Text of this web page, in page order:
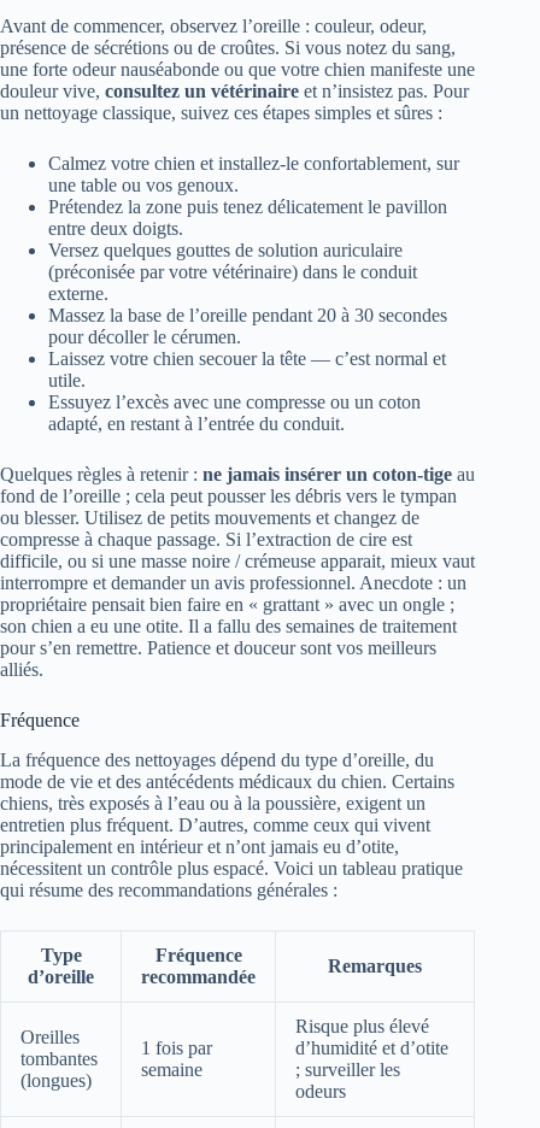
Avant de commencer, observez l’oreille : couleur, odeur,
présence de sécrétions ou de croûtes. Si vous notez du sang,
une forte odeur nauséabonde ou que votre chien manifeste une
douleur vive, consultez un vétérinaire et n’insistez pas. Pour
un nettoyage classique, suivez ces étapes simples et sûres :
Calmez votre chien et installez-le confortablement, sur
une table ou vos genoux.
Prétendez la zone puis tenez délicatement le pavillon
entre deux doigts.
Versez quelques gouttes de solution auriculaire
(préconisée par votre vétérinaire) dans le conduit
externe.
Massez la base de l’oreille pendant 20 à 30 secondes
pour décoller le cérumen.
Laissez votre chien secouer la tête — c’est normal et
utile.
Essuyez l’excès avec une compresse ou un coton
adapté, en restant à l’entrée du conduit.
Quelques règles à retenir : ne jamais insérer un coton-tige au
fond de l’oreille ; cela peut pousser les débris vers le tympan
ou blesser. Utilisez de petits mouvements et changez de
compresse à chaque passage. Si l’extraction de cire est
difficile, ou si une masse noire / crémeuse apparait, mieux vaut
interrompre et demander un avis professionnel. Anecdote : un
propriétaire pensait bien faire en « grattant » avec un ongle ;
son chien a eu une otite. Il a fallu des semaines de traitement
pour s’en remettre. Patience et douceur sont vos meilleurs
alliés.
Fréquence
La fréquence des nettoyages dépend du type d’oreille, du
mode de vie et des antécédents médicaux du chien. Certains
chiens, très exposés à l’eau ou à la poussière, exigent un
entretien plus fréquent. D’autres, comme ceux qui vivent
principalement en intérieur et n’ont jamais eu d’otite,
nécessitent un contrôle plus espacé. Voici un tableau pratique
qui résume des recommandations générales :
Type
d’oreille
Fréquence
recommandée
Remarques
Oreilles
tombantes
(longues)
1 fois par
semaine
Risque plus élevé
d’humidité et d’otite
; surveiller les
odeurs